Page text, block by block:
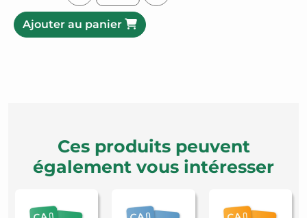
Ajouter au panier
Ces produits peuvent
également vous intéresser